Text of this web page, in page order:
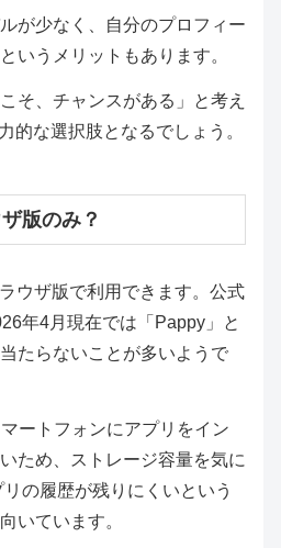
が少なく、自分のプロフィー
いうメリットもあります。
そ、チャンスがある」と考え
的な選択肢となるでしょう。
版のみ？
ウザ版で利用できます。公式
年4月現在では「Pappy」と
たらないことが多いようで
ートフォンにアプリをイン
ため、ストレージ容量を気に
の履歴が残りにくいという
いています。